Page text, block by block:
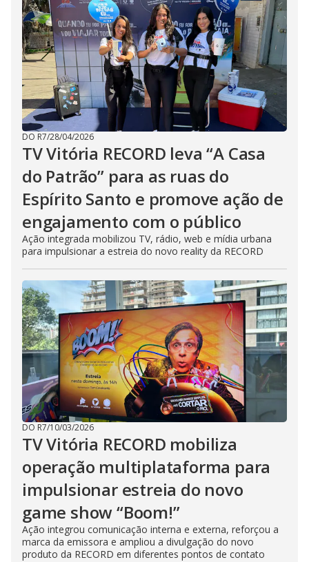
DO R7/28/04/2026
TV Vitória RECORD leva “A Casa
do Patrão” para as ruas do
Espírito Santo e promove ação de
engajamento com o público
Ação integrada mobilizou TV, rádio, web e mídia urbana
para impulsionar a estreia do novo reality da RECORD
DO R7/10/03/2026
TV Vitória RECORD mobiliza
operação multiplataforma para
impulsionar estreia do novo
game show “Boom!”
Ação integrou comunicação interna e externa, reforçou a
marca da emissora e ampliou a divulgação do novo
produto da RECORD em diferentes pontos de contato